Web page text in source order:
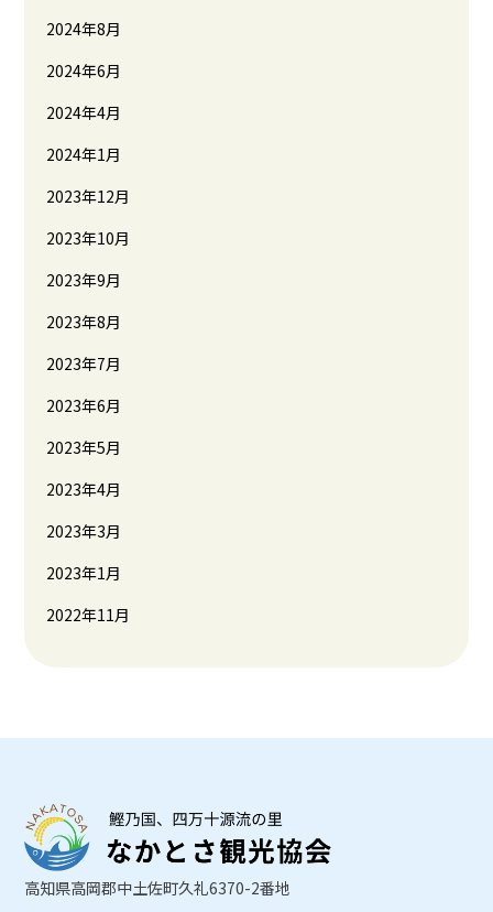
2024年8月
2024年6月
2024年4月
2024年1月
2023年12月
2023年10月
2023年9月
2023年8月
2023年7月
2023年6月
2023年5月
2023年4月
2023年3月
2023年1月
2022年11月
高知県高岡郡中土佐町久礼6370-2番地